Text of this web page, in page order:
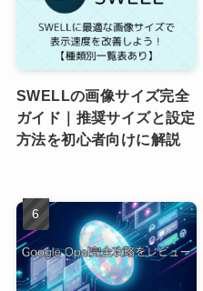
SWELLの画像サイズ完全
ガイド｜推奨サイズと設定
方法を初心者向けに解説